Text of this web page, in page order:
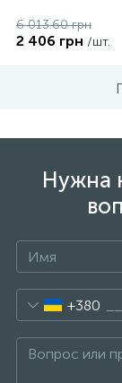
6 013.60 грн
2 406 грн /шт.
Нужна
+380